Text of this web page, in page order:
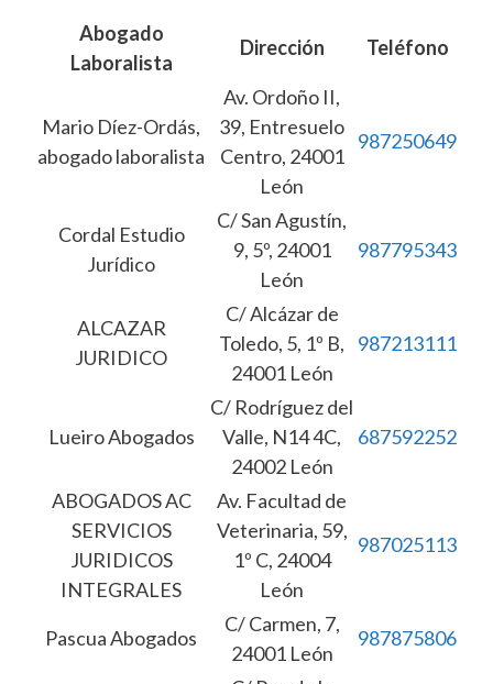
Abogado
Laboralista
Dirección Teléfono
Mario Díez-Ordás,
abogado laboralista
Av. Ordoño II,
39, Entresuelo
Centro, 24001
León
987250649
Cordal Estudio
Jurídico
C/ San Agustín,
9, 5º, 24001
León
987795343
ALCAZAR
JURIDICO
C/ Alcázar de
Toledo, 5, 1º B,
24001 León
987213111
Lueiro Abogados
C/ Rodríguez del
Valle, N14 4C,
24002 León
687592252
ABOGADOS AC
SERVICIOS
JURIDICOS
INTEGRALES
Av. Facultad de
Veterinaria, 59,
1º C, 24004
León
987025113
Pascua Abogados
C/ Carmen, 7,
24001 León
987875806